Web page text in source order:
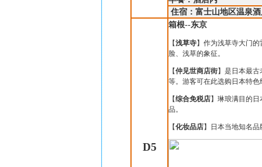
住宿：富士山地区温泉
D5
箱根--东京
【浅草寺】作为浅草寺大门的
脸、浅草的象征。
【仲见世商店街】是日本最
等。游客可在此选购日本特色
【综合免税店】琳琅满目的
品。
【化妆品店】日本当地知名